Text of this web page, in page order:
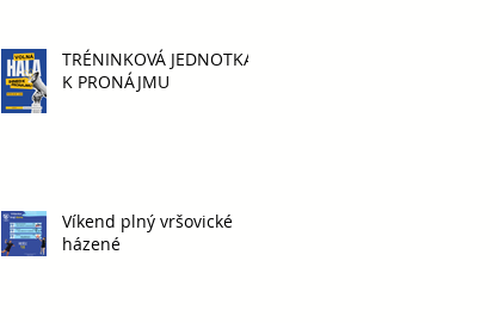
TRÉNINKOVÁ JEDNOTKA
K PRONÁJMU
Víkend plný vršovické
házené